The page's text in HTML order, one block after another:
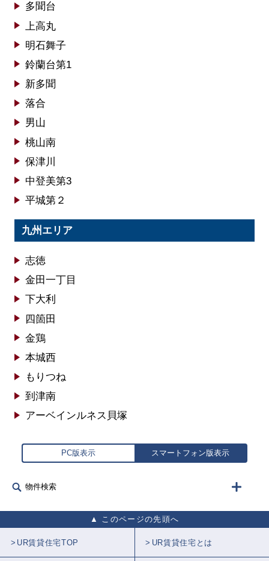
多聞台
上高丸
明石舞子
鈴蘭台第1
新多聞
落合
男山
桃山南
保津川
中登美第3
平城第２
九州エリア
志徳
金田一丁目
下大利
四箇田
金鶏
本城西
もりつね
到津南
アーベインルネス貝塚
PC版表示 スマートフォン版表示
物件検索
このページの先頭へ
UR賃貸住宅TOP UR賃貸住宅とは